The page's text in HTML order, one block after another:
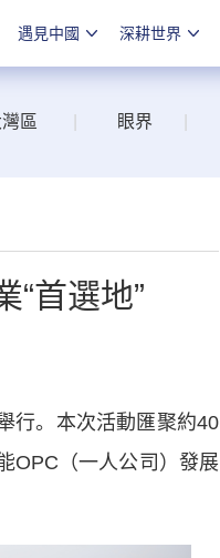
遇見中國 深耕世界
區 眼界
“首選地”
行。本次活動匯聚約40
OPC（一人公司）發展